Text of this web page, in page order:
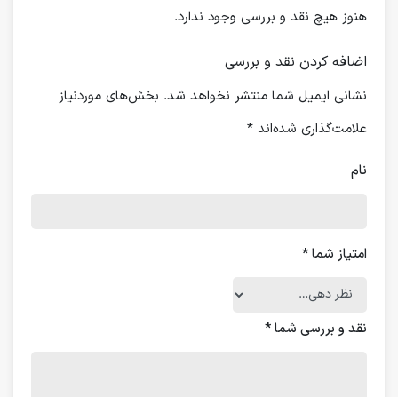
هنوز هیچ نقد و بررسی وجود ندارد.
اضافه کردن نقد و بررسی
نشانی ایمیل شما منتشر نخواهد شد. بخش‌های موردنیاز
علامت‌گذاری شده‌اند *
نام
امتیاز شما*
نقد و بررسی شما*